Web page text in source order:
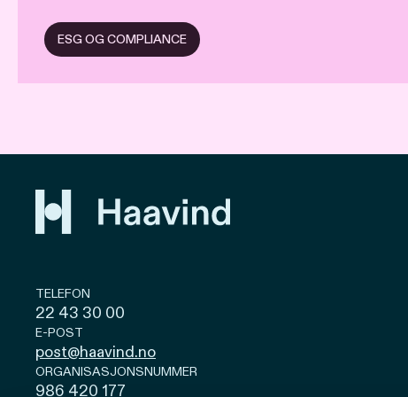
ESG OG COMPLIANCE
TELEFON
22 43 30 00
E-POST
post@haavind.no
ORGANISASJONSNUMMER
986 420 177